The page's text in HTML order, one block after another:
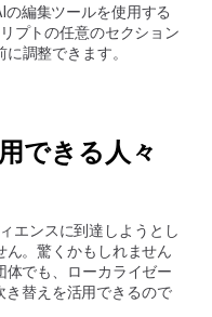
編集ツールを使用する
プトの任意のセクション
調整できます。
できる人々
エンスに到達しようとし
ん。驚くかもしれません
でも、ローカライゼー
き替えを活用できるので